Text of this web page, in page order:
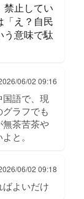
禁止してい
「え？自民
う意味で駄
06/02 09:16
語で、現
ラフでも
無茶苦茶や
と。
06/02 09:18
よいだけ